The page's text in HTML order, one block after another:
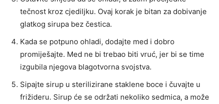
tečnost kroz cjediljku. Ovaj korak je bitan za dobivanje
glatkog sirupa bez čestica.
Kada se potpuno ohladi, dodajte med i dobro
promiješajte. Med ne bi trebao biti vruć, jer bi se time
izgubila njegova blagotvorna svojstva.
Sipajte sirup u sterilizirane staklene boce i čuvajte u
frižideru. Sirup će se održati nekoliko sedmica, a može